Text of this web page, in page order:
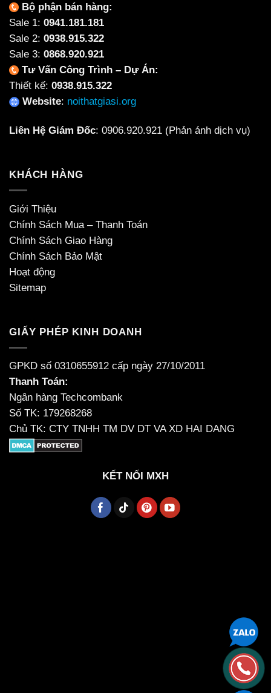
Bộ phận bán hàng:
Sale 1: 0941.181.181
Sale 2: 0938.915.322
Sale 3: 0868.920.921
Tư Vấn Công Trình – Dự Án:
Thiết kế: 0938.915.322
Website: noithatgiasi.org
Liên Hệ Giám Đốc: 0906.920.921 (Phản ánh dịch vụ)
KHÁCH HÀNG
Giới Thiệu
Chính Sách Mua – Thanh Toán
Chính Sách Giao Hàng
Chính Sách Bảo Mật
Hoạt động
Sitemap
GIẤY PHÉP KINH DOANH
GPKD số 0310655912 cấp ngày 27/10/2011
Thanh Toán:
Ngân hàng Techcombank
Số TK: 179268268
Chủ TK: CTY TNHH TM DV DT VA XD HAI DANG
KẾT NỐI MXH